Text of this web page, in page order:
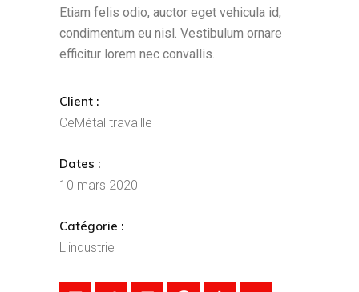
Etiam felis odio, auctor eget vehicula id,
condimentum eu nisl. Vestibulum ornare
efficitur lorem nec convallis.
Client :
CeMétal travaille
Dates :
10 mars 2020
Catégorie :
L'industrie